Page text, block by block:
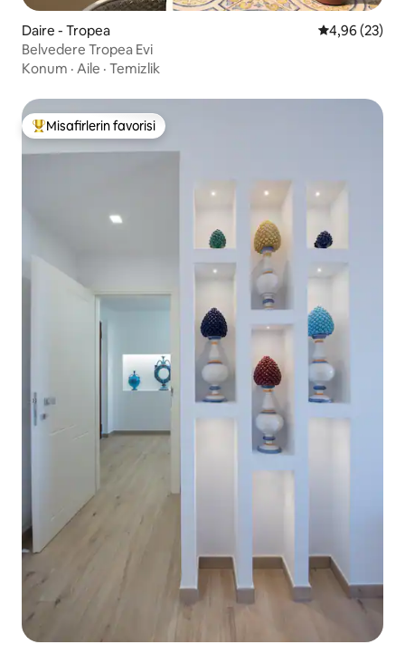
Daire - Tropea 5 üzerinden
4,96 (23)
Belvedere Tropea Evi
Konum · Aile · Temizlik
Misafirlerin favorilerinden en beğenilenler arasında
Misafirlerin favorisi